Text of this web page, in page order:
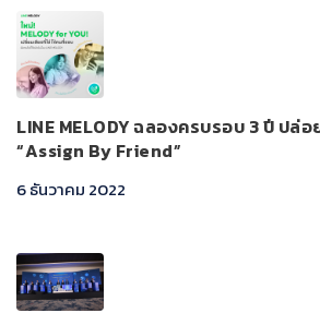
LINE MELODY ฉลองครบรอบ 3 ปี ปล่
“Assign By Friend”
6 ธันวาคม 2022